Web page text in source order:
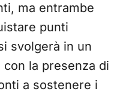
ma entrambe
punti
svolgerà in un
la presenza di
a sostenere i